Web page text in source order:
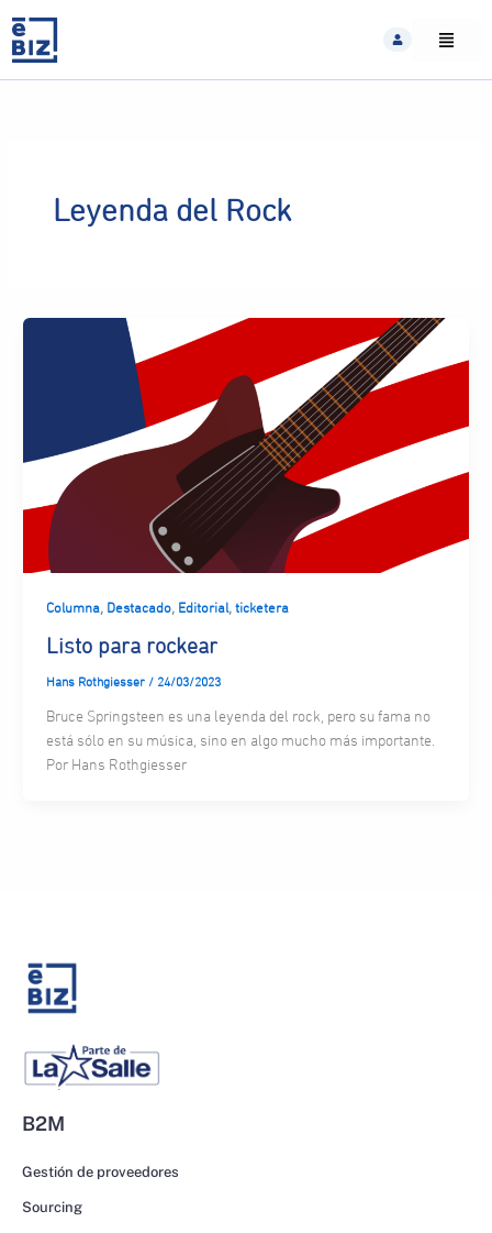
content
Leyenda del Rock
Columna, Destacado, Editorial, ticketera
Listo para rockear
Hans Rothgiesser / 24/03/2023
Bruce Springsteen es una leyenda del rock, pero su fama no
está sólo en su música, sino en algo mucho más importante.
Por Hans Rothgiesser
B2M
Gestión de proveedores
Sourcing